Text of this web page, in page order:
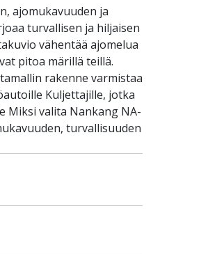
ajomukavuuden ja
turvallisen ja hiljaisen
vähentää ajomelua
pitoa märillä teillä.
rakenne varmistaa
Kuljettajille, jotka
Miksi valita Nankang NA-
turvallisuuden